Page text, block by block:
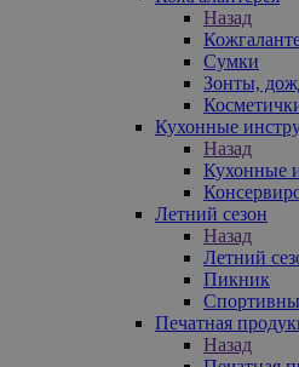
Назад
Сумки
Зонты,
Кухонные
Назад
Кухонные
Летний сезон
Назад
Летний
Пикник
Печатная
Назад